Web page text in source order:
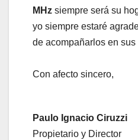
MHz siempre será su
yo siempre estaré
de acompañarlos en sus
Con afecto sincero,
Paulo Ignacio Ciruzzi
Propietario y Director